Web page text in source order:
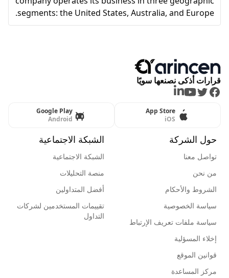
segments: the United States, Australia, and Europe.
قرارات أذكى نصنعها سويًا
Facebook
Twitter
Youtube
LinkedIn
App Store
iOS
Google Play
Android
حول الشركة
تواصل معنا
من نحن
الشروط والأحكام
سياسة الخصوصية
سياسة ملفات تعريف الإرتباط
إخلاء المسؤلية
قوانين الموقع
مركز المساعدة
الشبكة الاجتماعية
الشبكة الاجتماعية
منصة التحليلات
أفضل المتداولين
تقييمات المستخدمين لشركات
التداول